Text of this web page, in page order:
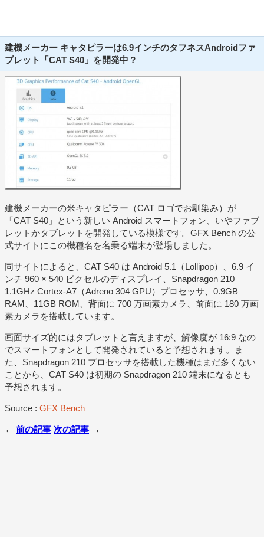
建機メーカー キャタピラーは6.9インチのタフネスAndroidファ
ブレット「CAT S40」を開発中？
建機メーカーの米キャタピラー（CAT ロゴでお馴染み）が
「CAT S40」という新しい Android スマートフォン、いやファブ
レットかタブレットを開発している模様です。GFX Bench の公
式サイトにこの機種名を名乗る端末が登場しました。
同サイトによると、CAT S40 は Android 5.1（Lollipop）、6.9 イ
ンチ 960 × 540 ピクセルのディスプレイ、Snapdragon 210
1.1GHz Cortex-A7（Adreno 304 GPU）プロセッサ、0.9GB
RAM、11GB ROM、背面に 700 万画素カメラ、前面に 180 万画
素カメラを搭載しています。
画面サイズ的にはタブレットと言えますが、解像度が 16:9 なの
でスマートフォンとして開発されていると予想されます。ま
た、Snapdragon 210 プロセッサを搭載した機種はまだ多くない
ことから、CAT S40 は初期の Snapdragon 210 端末になるとも
予想されます。
Source : GFX Bench
← 前の記事 次の記事 →